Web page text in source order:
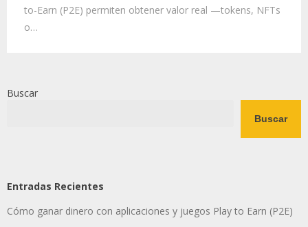
to-Earn (P2E) permiten obtener valor real —tokens, NFTs
o…
Buscar
Buscar
Entradas Recientes
Cómo ganar dinero con aplicaciones y juegos Play to Earn (P2E)